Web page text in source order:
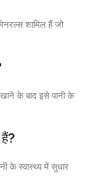
शामिल हैं जो
के बाद इसे पानी के
के स्वास्थ्य में सुधार